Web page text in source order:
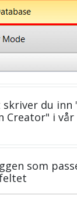
du inn
Creator" i
som